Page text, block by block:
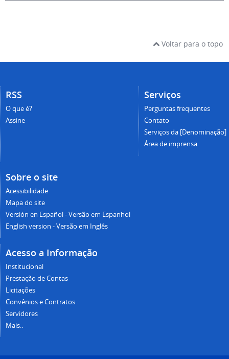
Voltar para o topo
Serviços
Perguntas frequentes
Contato
Serviços da [Denominação]
Área de imprensa
RSS
O que é?
Assine
Sobre o site
Acessibilidade
Mapa do site
Versión en Español - Versão em Espanhol
English version - Versão em Inglês
Acesso a Informação
Institucional
Prestação de Contas
Licitações
Convênios e Contratos
Servidores
Mais..